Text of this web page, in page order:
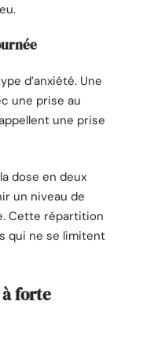
d’anxiété. Une
une prise au
une prise
dose en deux
un niveau de
Cette répartition
qui ne se limitent
à forte